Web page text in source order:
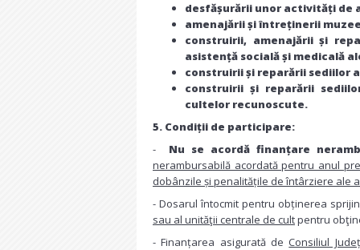
desfășurării unor activități de
amenajării și întreținerii
construirii, amenajării și
asistență socială și medicală
construirii și reparării sediilor
construirii și reparării
cultelor recunoscute.
5. Condiții de participare:
- Nu se acordă finanțare
nerambursabilă acordată pentru anul
dobânzile și penalitățile de întârziere ale
- Dosarul întocmit pentru obținerea
sau al unităţii centrale de cultpentru
- Finanțarea asigurată deConsiliul